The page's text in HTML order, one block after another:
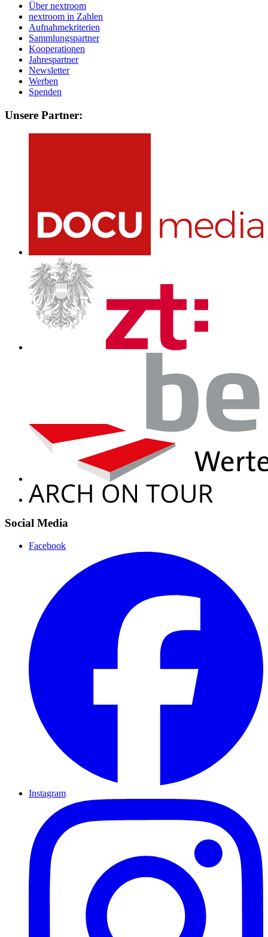
Über nextroom
nextroom in Zahlen
Aufnahmekriterien
Sammlungspartner
Kooperationen
Jahrespartner
Newsletter
Werben
Spenden
Unsere Partner:
Social Media
Facebook
Instagram